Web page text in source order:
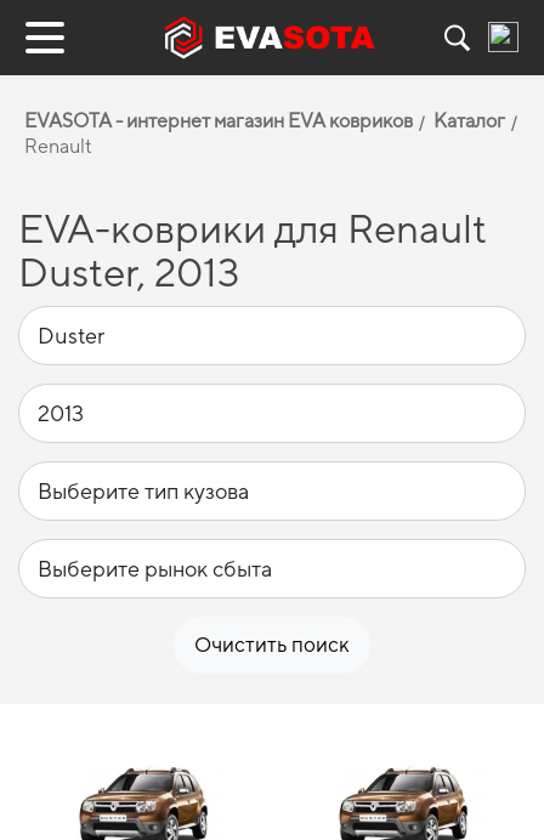
EVASOTA - интернет магазин EVA ковриков
Каталог
Renault
EVA-коврики для Renault
Duster, 2013
Очистить поиск